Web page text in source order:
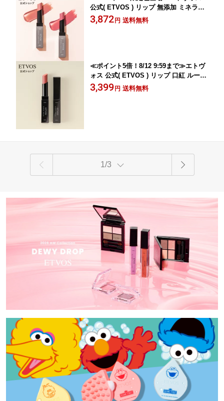
公式( ETVOS ) リップ 無添加 ミネラル
ルージュ リップスティック 敏感肌 透明
感 低刺激 石けんオフ ミネラル ツヤ 保
3,872 円 送料無料
≪ポイント5倍！8/12 9:59まで≫エトヴ
ォス 公式( ETVOS ) リップ 口紅 ルージ
ュ 石けんオフ 「ミネラルルージュ」【3
0日間返品保証】
3,399 円 送料無料
1/3